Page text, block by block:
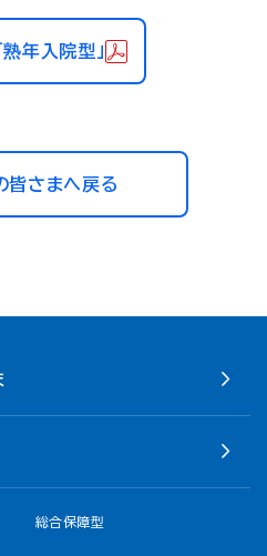
熟年入院型」
皆さまへ戻る
総合保障型